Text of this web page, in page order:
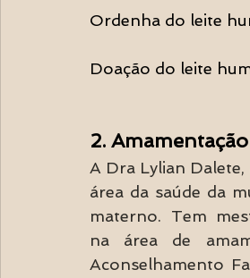
Ordenha do leite
Doação do leite
2.
A Dra Lylian
área da saúde da
materno. Tem
na área de
Aconselhamento